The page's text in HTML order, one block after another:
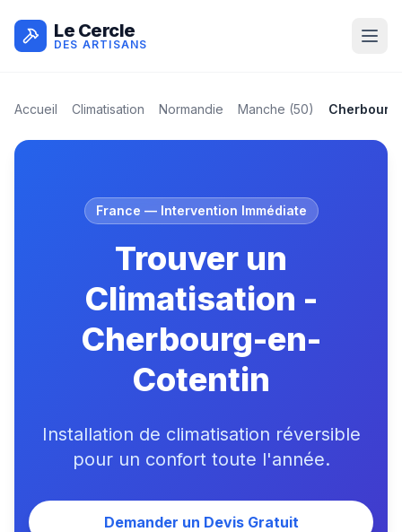
Le Cercle
DES ARTISANS
Accueil Climatisation Normandie Manche (50)
France — Intervention Immédiate
Trouver un
Climatisation -
Cherbourg-en-
Cotentin
Installation de climatisation réversible
pour un confort toute l'année.
Demander un Devis Gratuit